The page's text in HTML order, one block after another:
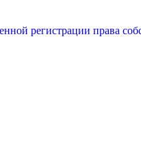
регистрации права